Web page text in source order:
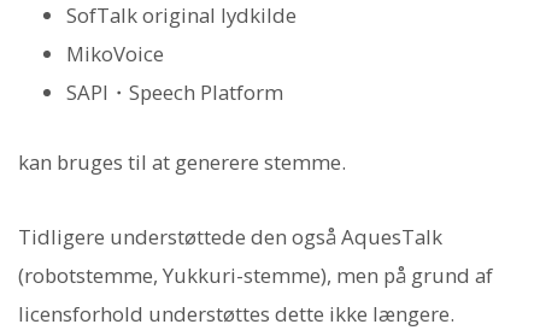
SofTalk original lydkilde
MikoVoice
SAPI・Speech Platform
kan bruges til at generere stemme.
Tidligere understøttede den også AquesTalk
(robotstemme, Yukkuri-stemme), men på grund af
licensforhold understøttes dette ikke længere.